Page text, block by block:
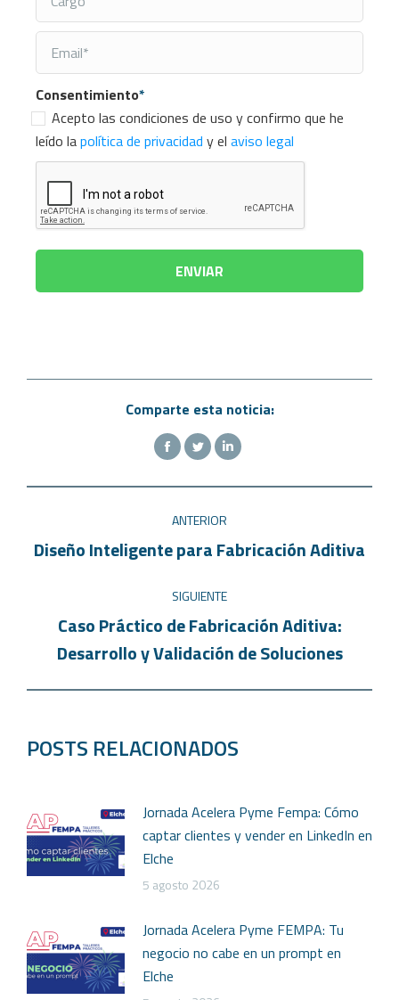
Consentimiento*
Acepto las condiciones de uso y confirmo que he
leído lapolítica de privacidad y el aviso legal
Comparte esta noticia:
ANTERIOR
Diseño Inteligente para Fabricación Aditiva
SIGUIENTE
Caso Práctico de Fabricación Aditiva:
Desarrollo y Validación de Soluciones
POSTS RELACIONADOS
Jornada Acelera Pyme Fempa: Cómo
captar clientes y vender en LinkedIn en
Elche
5 agosto 2026
Jornada Acelera Pyme FEMPA: Tu
negocio no cabe en un prompt en
Elche